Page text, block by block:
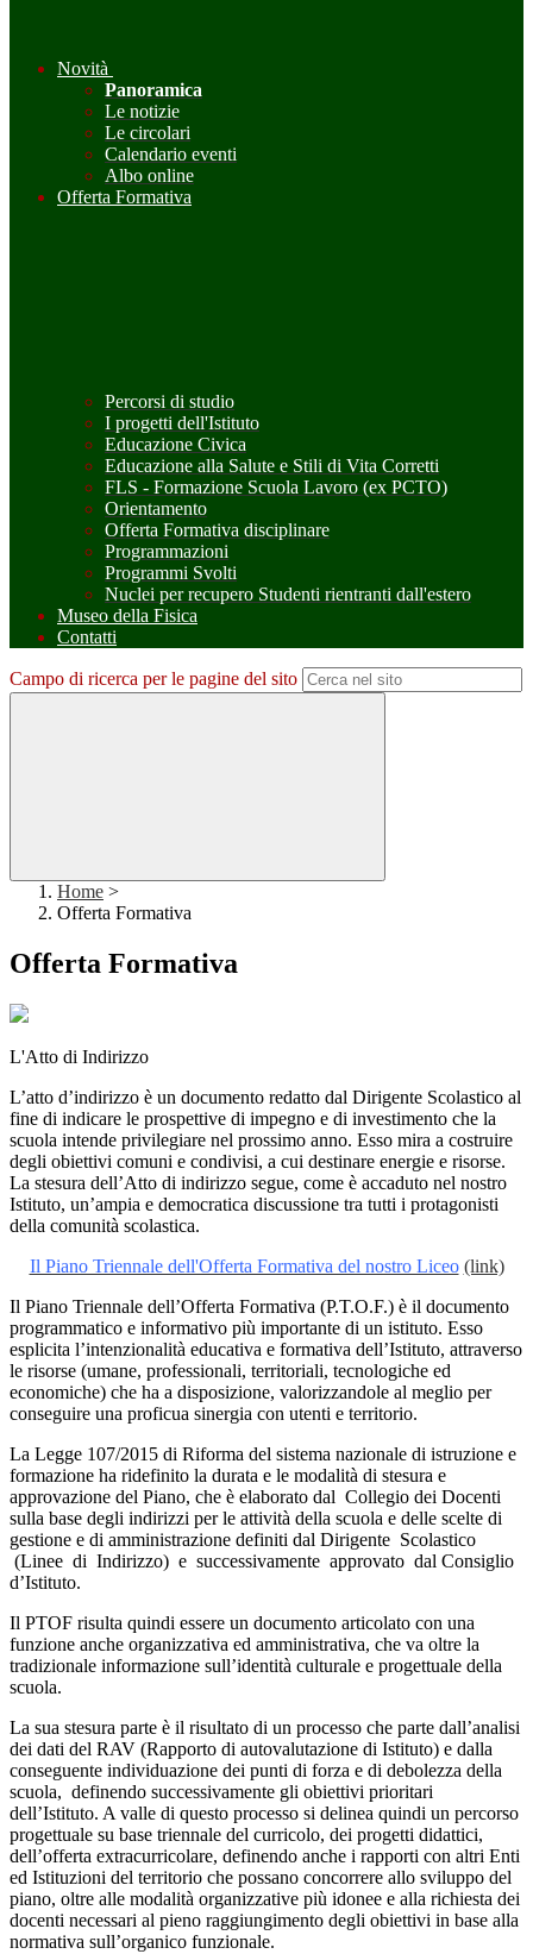
Novità
Panoramica
Le notizie
Le circolari
Calendario eventi
Albo online
Offerta Formativa
Percorsi di studio
I progetti dell'Istituto
Educazione Civica
Educazione alla Salute e Stili di Vita Corretti
FLS - Formazione Scuola Lavoro (ex PCTO)
Orientamento
Offerta Formativa disciplinare
Programmazioni
Programmi Svolti
Nuclei per recupero Studenti rientranti dall'estero
Museo della Fisica
Contatti
Campo di ricerca per le pagine del sito
Home >
Offerta Formativa
Offerta Formativa
L'Atto di Indirizzo
L’atto d’indirizzo è un documento redatto dal Dirigente Scolastico al
fine di indicare le prospettive di impegno e di investimento che la
scuola intende privilegiare nel prossimo anno. Esso mira a costruire
degli obiettivi comuni e condivisi, a cui destinare energie e risorse.
La stesura dell’Atto di indirizzo segue, come è accaduto nel nostro
Istituto, un’ampia e democratica discussione tra tutti i protagonisti
della comunità scolastica.
Il Piano Triennale dell'Offerta Formativa del nostro Liceo (link)
Il Piano Triennale dell’Offerta Formativa (P.T.O.F.) è il documento
programmatico e informativo più importante di un istituto. Esso
esplicita l’intenzionalità educativa e formativa dell’Istituto, attraverso
le risorse (umane, professionali, territoriali, tecnologiche ed
economiche) che ha a disposizione, valorizzandole al meglio per
conseguire una proficua sinergia con utenti e territorio.
La Legge 107/2015 di Riforma del sistema nazionale di istruzione e
formazione ha ridefinito la durata e le modalità di stesura e
approvazione del Piano, che è elaborato dal Collegio dei Docenti
sulla base degli indirizzi per le attività della scuola e delle scelte di
gestione e di amministrazione definiti dal Dirigente Scolastico
(Linee di Indirizzo) e successivamente approvato dal Consiglio
d’Istituto.
Il PTOF risulta quindi essere un documento articolato con una
funzione anche organizzativa ed amministrativa, che va oltre la
tradizionale informazione sull’identità culturale e progettuale della
scuola.
La sua stesura parte è il risultato di un processo che parte dall’analisi
dei dati del RAV (Rapporto di autovalutazione di Istituto) e dalla
conseguente individuazione dei punti di forza e di debolezza della
scuola, definendo successivamente gli obiettivi prioritari
dell’Istituto. A valle di questo processo si delinea quindi un percorso
progettuale su base triennale del curricolo, dei progetti didattici,
dell’offerta extracurricolare, definendo anche i rapporti con altri Enti
ed Istituzioni del territorio che possano concorrere allo sviluppo del
piano, oltre alle modalità organizzative più idonee e alla richiesta dei
docenti necessari al pieno raggiungimento degli obiettivi in base alla
normativa sull’organico funzionale.